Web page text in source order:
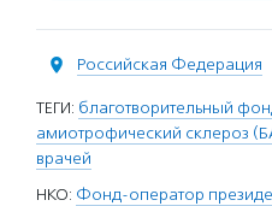
Российская Федерация
ТЕГИ: благотворительный
амиотрофический склероз
врачей
НКО: Фонд-оператор